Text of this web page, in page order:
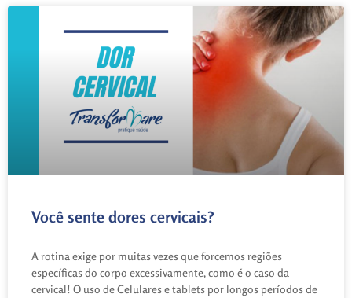
Você sente dores cervicais?
A rotina exige por muitas vezes que forcemos regiões
específicas do corpo excessivamente, como é o caso da
cervical! O uso de Celulares e tablets por longos períodos de